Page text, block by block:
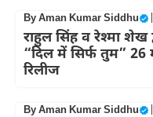
ByAman Kumar Siddhu
राहुल सिंह व रेश्मा शेख
“दिल में सिर्फ तुम” 26
रिलीज
ByAman Kumar Siddhu